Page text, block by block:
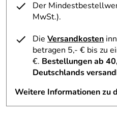
Kaolin, Parfum**/Fragrance,
Geraniol**.
* aus biologischem Anbau, **
Ölen
GmbH, 82041 Oberhaching,
info@ncm.de
Der
MwSt.).
Die Versandkosten
betragen 5,- € bis zu
€. Bestellungen ab
Deutschlands
Weitere Informationen zu